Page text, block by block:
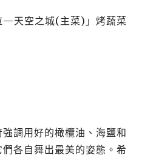
—天空之城(主菜) 」烤蔬菜
調用好的橄欖油、海鹽和
各自舞出最美的姿態。希